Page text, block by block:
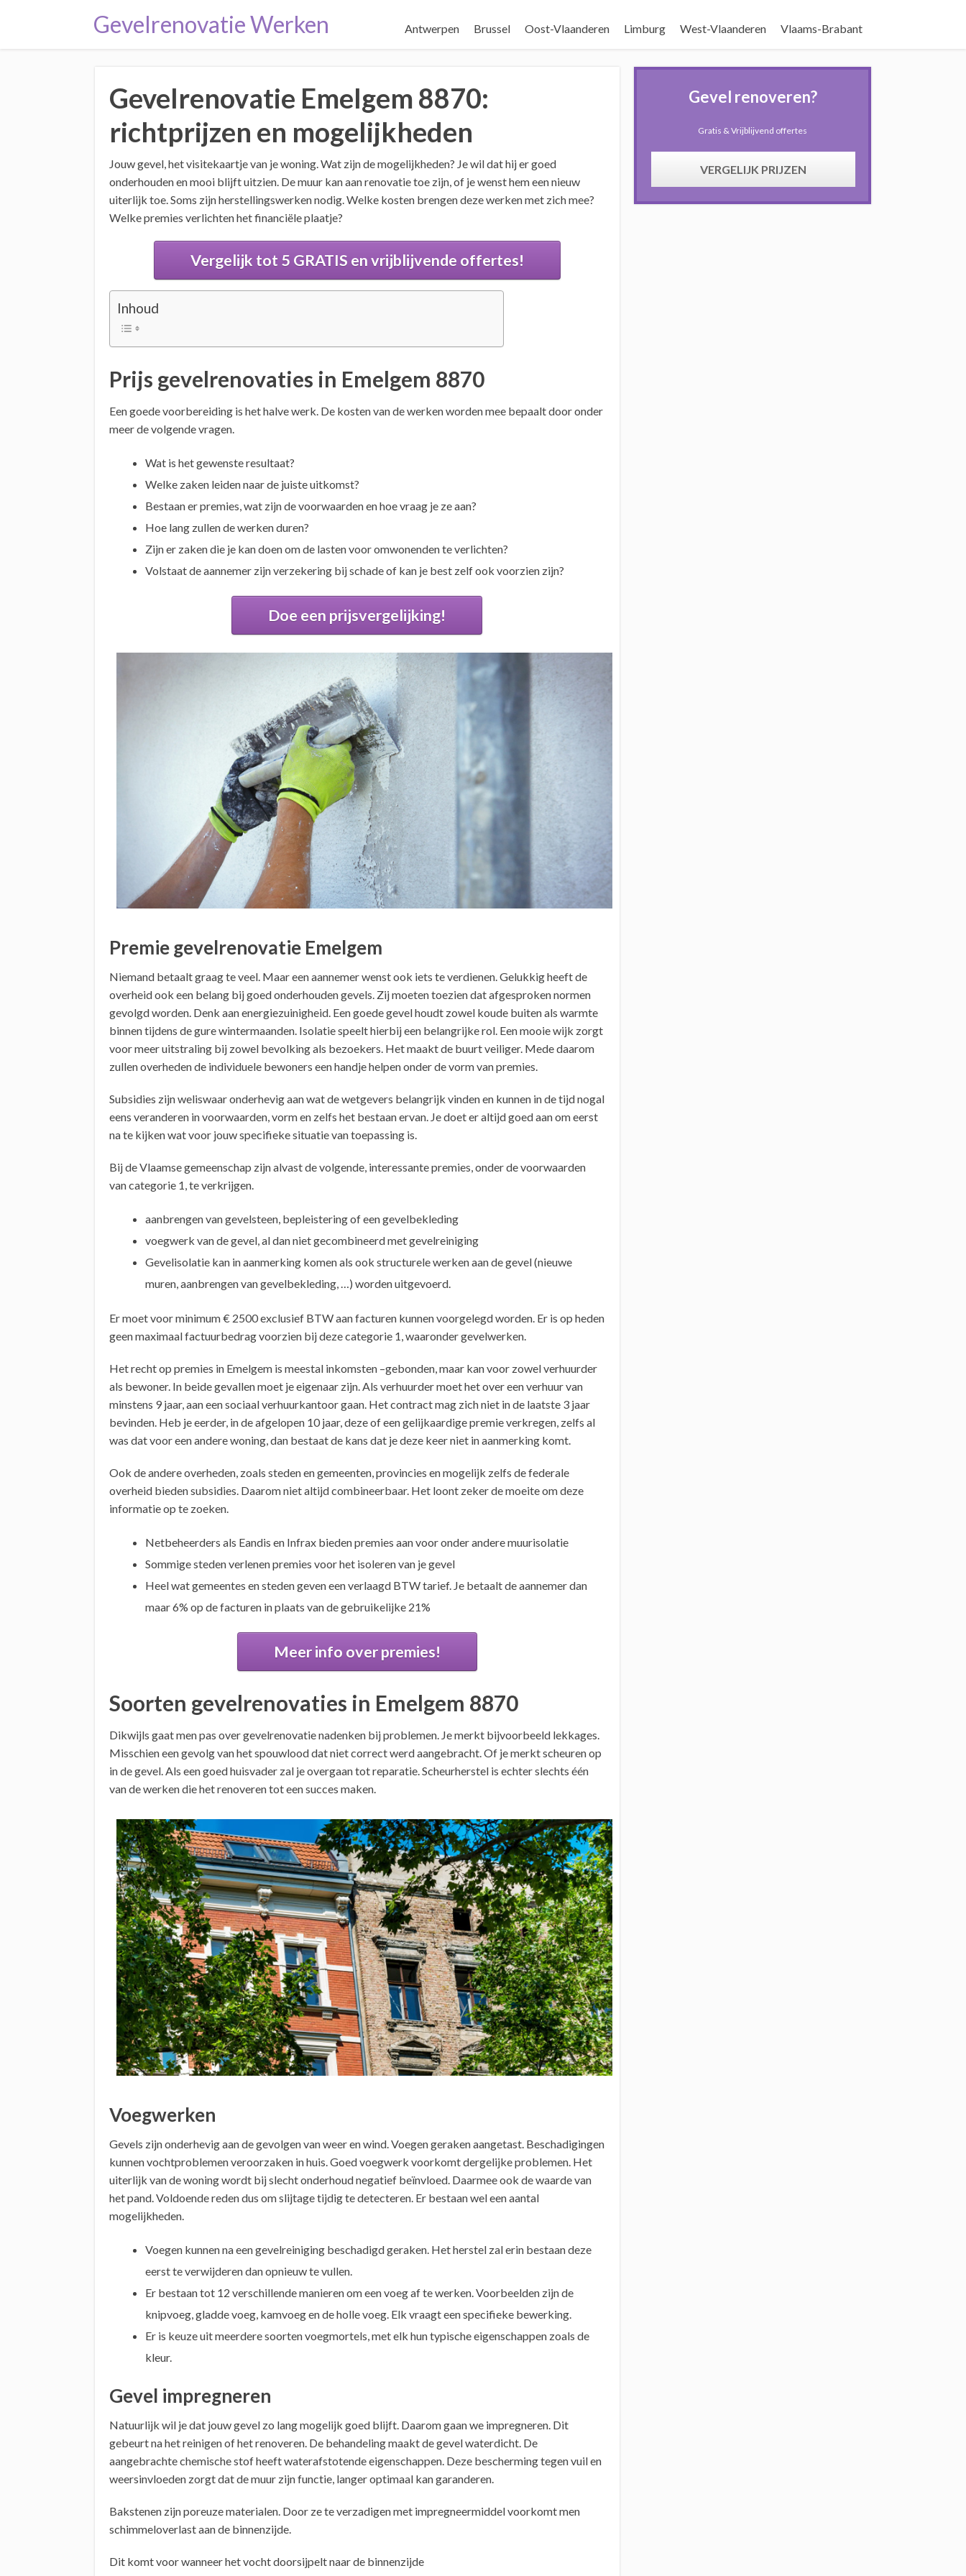
Gevelrenovatie Werken Antwerpen Brussel Oost-Vlaanderen Limburg West-Vlaanderen Vlaams-Brabant
Gevelrenovatie Emelgem 8870:
richtprijzen en mogelijkheden
Jouw gevel, het visitekaartje van je woning. Wat zijn de mogelijkheden? Je wil dat hij er goed
onderhouden en mooi blijft uitzien. De muur kan aan renovatie toe zijn, of je wenst hem een nieuw
uiterlijk toe. Soms zijn herstellingswerken nodig. Welke kosten brengen deze werken met zich mee?
Welke premies verlichten het financiële plaatje?
Vergelijk tot 5 GRATIS en vrijblijvende offertes!
Inhoud
Prijs gevelrenovaties in Emelgem 8870
Een goede voorbereiding is het halve werk. De kosten van de werken worden mee bepaalt door onder
meer de volgende vragen.
Wat is het gewenste resultaat?
Welke zaken leiden naar de juiste uitkomst?
Bestaan er premies, wat zijn de voorwaarden en hoe vraag je ze aan?
Hoe lang zullen de werken duren?
Zijn er zaken die je kan doen om de lasten voor omwonenden te verlichten?
Volstaat de aannemer zijn verzekering bij schade of kan je best zelf ook voorzien zijn?
Doe een prijsvergelijking!
Premie gevelrenovatie Emelgem
Niemand betaalt graag te veel. Maar een aannemer wenst ook iets te verdienen. Gelukkig heeft de
overheid ook een belang bij goed onderhouden gevels. Zij moeten toezien dat afgesproken normen
gevolgd worden. Denk aan energiezuinigheid. Een goede gevel houdt zowel koude buiten als warmte
binnen tijdens de gure wintermaanden. Isolatie speelt hierbij een belangrijke rol. Een mooie wijk zorgt
voor meer uitstraling bij zowel bevolking als bezoekers. Het maakt de buurt veiliger. Mede daarom
zullen overheden de individuele bewoners een handje helpen onder de vorm van premies.
Subsidies zijn weliswaar onderhevig aan wat de wetgevers belangrijk vinden en kunnen in de tijd nogal
eens veranderen in voorwaarden, vorm en zelfs het bestaan ervan. Je doet er altijd goed aan om eerst
na te kijken wat voor jouw specifieke situatie van toepassing is.
Bij de Vlaamse gemeenschap zijn alvast de volgende, interessante premies, onder de voorwaarden
van categorie 1, te verkrijgen.
aanbrengen van gevelsteen, bepleistering of een gevelbekleding
voegwerk van de gevel, al dan niet gecombineerd met gevelreiniging
Gevelisolatie kan in aanmerking komen als ook structurele werken aan de gevel (nieuwe
muren, aanbrengen van gevelbekleding, …) worden uitgevoerd.
Er moet voor minimum € 2500 exclusief BTW aan facturen kunnen voorgelegd worden. Er is op heden
geen maximaal factuurbedrag voorzien bij deze categorie 1, waaronder gevelwerken.
Het recht op premies in Emelgem is meestal inkomsten –gebonden, maar kan voor zowel verhuurder
als bewoner. In beide gevallen moet je eigenaar zijn. Als verhuurder moet het over een verhuur van
minstens 9 jaar, aan een sociaal verhuurkantoor gaan. Het contract mag zich niet in de laatste 3 jaar
bevinden. Heb je eerder, in de afgelopen 10 jaar, deze of een gelijkaardige premie verkregen, zelfs al
was dat voor een andere woning, dan bestaat de kans dat je deze keer niet in aanmerking komt.
Ook de andere overheden, zoals steden en gemeenten, provincies en mogelijk zelfs de federale
overheid bieden subsidies. Daarom niet altijd combineerbaar. Het loont zeker de moeite om deze
informatie op te zoeken.
Netbeheerders als Eandis en Infrax bieden premies aan voor onder andere muurisolatie
Sommige steden verlenen premies voor het isoleren van je gevel
Heel wat gemeentes en steden geven een verlaagd BTW tarief. Je betaalt de aannemer dan
maar 6% op de facturen in plaats van de gebruikelijke 21%
Meer info over premies!
Soorten gevelrenovaties in Emelgem 8870
Dikwijls gaat men pas over gevelrenovatie nadenken bij problemen. Je merkt bijvoorbeeld lekkages.
Misschien een gevolg van het spouwlood dat niet correct werd aangebracht. Of je merkt scheuren op
in de gevel. Als een goed huisvader zal je overgaan tot reparatie. Scheurherstel is echter slechts één
van de werken die het renoveren tot een succes maken.
Voegwerken
Gevels zijn onderhevig aan de gevolgen van weer en wind. Voegen geraken aangetast. Beschadigingen
kunnen vochtproblemen veroorzaken in huis. Goed voegwerk voorkomt dergelijke problemen. Het
uiterlijk van de woning wordt bij slecht onderhoud negatief beïnvloed. Daarmee ook de waarde van
het pand. Voldoende reden dus om slijtage tijdig te detecteren. Er bestaan wel een aantal
mogelijkheden.
Voegen kunnen na een gevelreiniging beschadigd geraken. Het herstel zal erin bestaan deze
eerst te verwijderen dan opnieuw te vullen.
Er bestaan tot 12 verschillende manieren om een voeg af te werken. Voorbeelden zijn de
knipvoeg, gladde voeg, kamvoeg en de holle voeg. Elk vraagt een specifieke bewerking.
Er is keuze uit meerdere soorten voegmortels, met elk hun typische eigenschappen zoals de
kleur.
Gevel impregneren
Natuurlijk wil je dat jouw gevel zo lang mogelijk goed blijft. Daarom gaan we impregneren. Dit
gebeurt na het reinigen of het renoveren. De behandeling maakt de gevel waterdicht. De
aangebrachte chemische stof heeft waterafstotende eigenschappen. Deze bescherming tegen vuil en
weersinvloeden zorgt dat de muur zijn functie, langer optimaal kan garanderen.
Bakstenen zijn poreuze materialen. Door ze te verzadigen met impregneermiddel voorkomt men
schimmeloverlast aan de binnenzijde.
Dit komt voor wanneer het vocht doorsijpelt naar de binnenzijde
Gevel renoveren?
Gratis & Vrijblijvend offertes
VERGELIJK PRIJZEN